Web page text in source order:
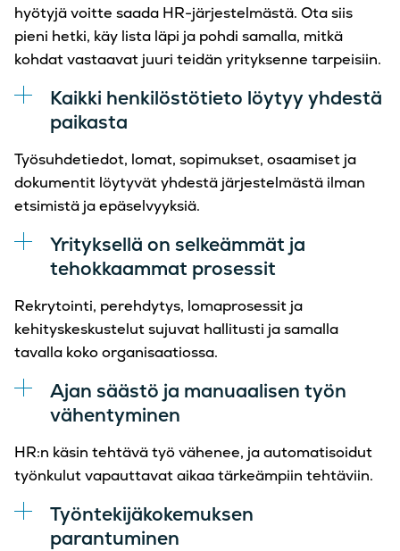
hyötyjä voitte saada HR-järjestelmästä. Ota siis
pieni hetki, käy lista läpi ja pohdi samalla, mitkä
kohdat vastaavat juuri teidän yrityksenne tarpeisiin.
Kaikki henkilöstötieto löytyy yhdestä
paikasta
Työsuhdetiedot, lomat, sopimukset, osaamiset ja
dokumentit löytyvät yhdestä järjestelmästä ilman
etsimistä ja epäselvyyksiä.
Yrityksellä on selkeämmät ja
tehokkaammat prosessit
Rekrytointi, perehdytys, lomaprosessit ja
kehityskeskustelut sujuvat hallitusti ja samalla
tavalla koko organisaatiossa.
Ajan säästö ja manuaalisen työn
vähentyminen
HR:n käsin tehtävä työ vähenee, ja automatisoidut
työnkulut vapauttavat aikaa tärkeämpiin tehtäviin.
Työntekijäkokemuksen
parantuminen